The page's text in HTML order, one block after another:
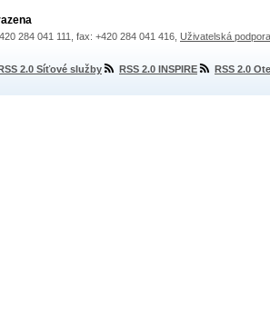
284 041 111, fax: +420 284 041 416, Uživatelská podpora
2.0 Síťové služby RSS 2.0 INSPIRE RSS 2.0